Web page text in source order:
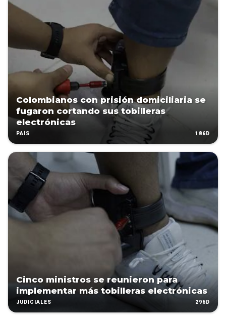
Colombianos con prisión domiciliaria se
fugaron cortando sus tobilleras
electrónicas
PAÍS 186D
Cinco ministros se reunieron para
implementar más tobilleras electrónicas
JUDICIALES 296D